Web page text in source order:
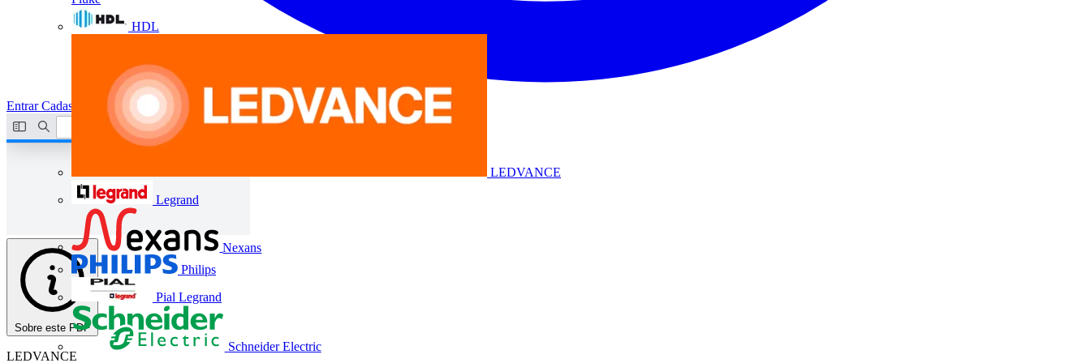
HDL
LEDVANCE
Legrand
Nexans
Philips
Pial Legrand
Schneider Electric
EntrarCadastrar
Sobre este PDF
LEDVANCE